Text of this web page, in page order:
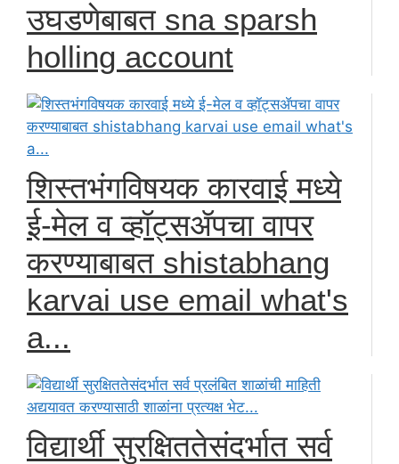
उघडणेबाबत sna sparsh
holling account
शिस्तभंगविषयक कारवाई मध्ये
ई-मेल व व्हॉट्सॲपचा वापर
करण्याबाबत shistabhang
karvai use email what's
a...
विद्यार्थी सुरक्षिततेसंदर्भात सर्व